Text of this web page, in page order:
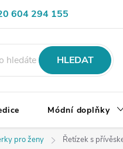
604 294 155
reklamace zboží
HLEDAT
Módní doplňky
pro ženy Řetízek s